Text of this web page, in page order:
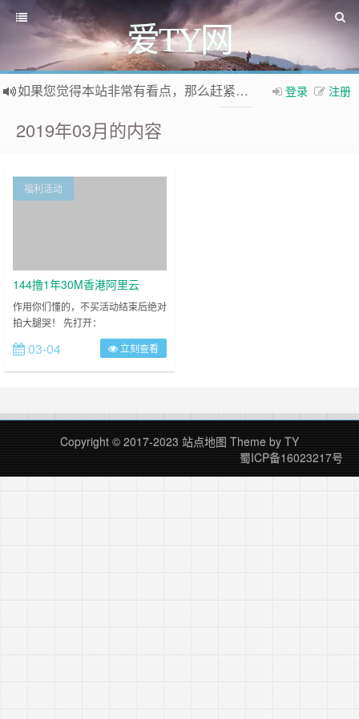
爱TY网
登录 注册
如果您觉得本站非常有看点，那么赶紧使用Ctrl+D 收藏爱TY网吧
2019年03月的内容
福利活动
144撸1年30M香港阿里云
作用你们懂的，不买活动结束后绝对
拍大腿哭！ 先打开：
http://t.cn/EIShQbG 点击立即报名 再
打开：http://t.cn/EIalqvn 按上图选择
香港CentOs系统1年30M服务器只需
https://www.bt.cn/download/linux.html……
03-04 立刻查看
Copyright © 2017-2023 站点地图 Theme by TY
蜀ICP备16023217号